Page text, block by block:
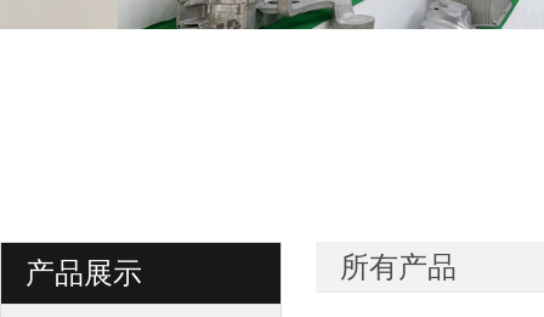
产品展示 所有产品